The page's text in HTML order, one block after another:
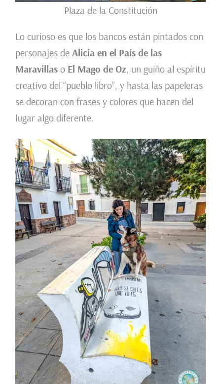
Plaza de la Constitución
Lo curioso es que los bancos están pintados con
personajes de Alicia en el País de las
Maravillas o El Mago de Oz, un guiño al espíritu
creativo del “pueblo libro”, y hasta las papeleras
se decoran con frases y colores que hacen del
lugar algo diferente.